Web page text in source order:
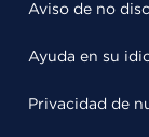
Aviso de no
Ayuda en su
Privacidad de